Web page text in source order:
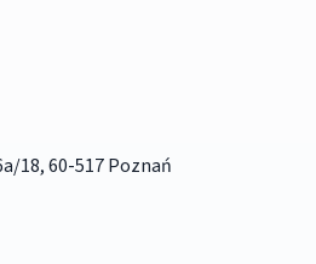
18, 60-517 Poznań